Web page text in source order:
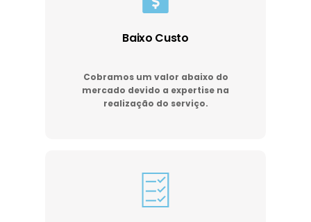
Baixo Custo
Cobramos um valor abaixo do
mercado devido a expertise na
realização do serviço.